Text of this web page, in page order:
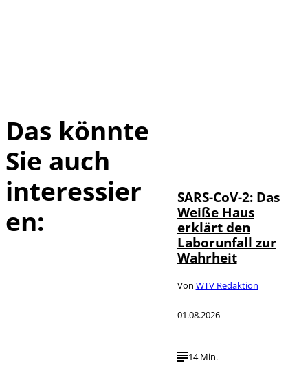
Das könnte
Sie auch
interessier
en:
SARS-CoV-2: Das
Weiße Haus
erklärt den
Laborunfall zur
Wahrheit
Von WTV Redaktion
01.08.2026
14 Min.